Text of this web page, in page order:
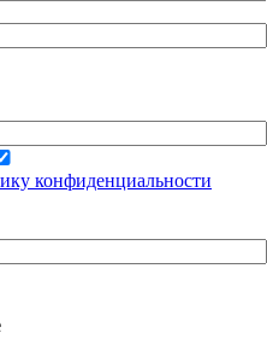
конфиденциальности